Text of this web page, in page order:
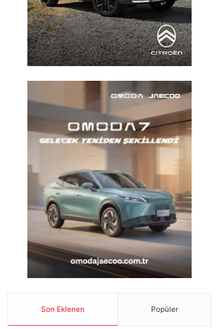
Son Eklenen Popüler